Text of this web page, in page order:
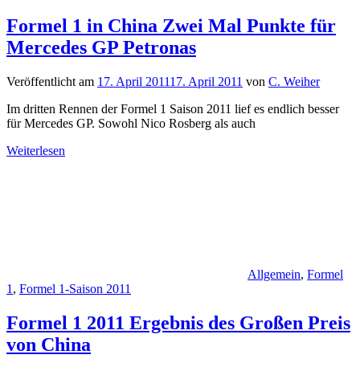
Formel 1 in China Zwei Mal Punkte für
Mercedes GP Petronas
Veröffentlicht am 17. April 201117. April 2011 von C. Weiher
Im dritten Rennen der Formel 1 Saison 2011 lief es endlich besser
für Mercedes GP. Sowohl Nico Rosberg als auch
Weiterlesen
Allgemein, Formel
1 , Formel 1-Saison 2011
Formel 1 2011 Ergebnis des Großen Preis
von China